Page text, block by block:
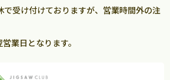
で受け付けておりますが、営業時間外の注
業日となります。